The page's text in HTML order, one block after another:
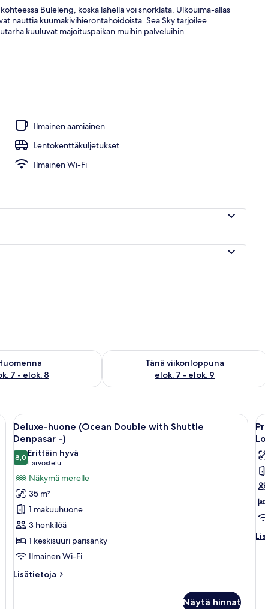
Buleleng, koska lähellä voi snorklata. Ulkouima-allas
nauttia kuumakivihierontahoidoista. Sea Sky tarjoilee
kuuluvat majoituspaikan muihin palveluihin.
Ilmainen aamiainen
Lentokenttäkuljetukset
Ilmainen Wi-Fi
7 - elok. 8
saatavuus elok. 7 - elok. 8
Tänä viikonloppuna
elok. 7 - elok. 9
Tarkista tämän viikonlopun saatavuus
sänky, puinen lipasto, peilillä varustettu meikkipöytä ja liukuovilla
Avaa
kaikki
huonetyypin
Deluxe-
huone
(Ocean
Double
with
Shuttle
Denpasar
-)
kuvat
Hotellihuone, jossa on suuri sänky,
10
Deluxe-huone (Ocean Double with Shuttle
Denpasar -)
8,08,0 kautta 10
Erittäin hyvä
1 arvostelu
(1
arvostelu)
Näkymä merelle
35 m²
1 makuuhuone
3 henkilöä
1 keskisuuri parisänky
Ilmainen Wi-Fi
Lisätietoja
Lisätietoja
Näytä hinnat
-